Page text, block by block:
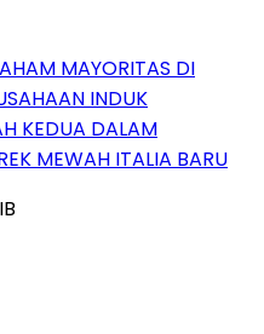
MAYORITAS DI
INDUK
KEDUA DALAM
MEWAH ITALIA BARU